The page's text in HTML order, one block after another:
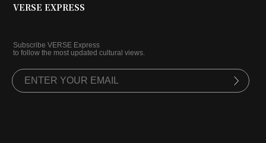
VERSE EXPRESS
Subscribe VERSE Express
to follow the most updated cultural views.